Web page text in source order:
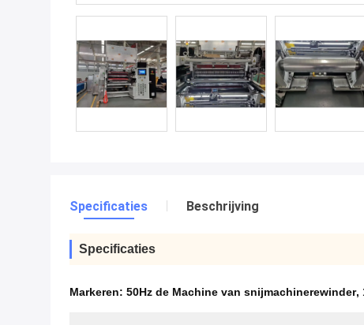
Specificaties Beschrijving
Specificaties
Markeren: 50Hz de Machine van snijmachinerewinder,